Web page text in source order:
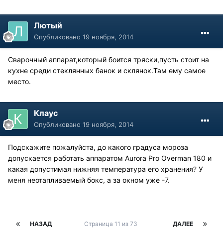
Лютый
Опубликовано 19 ноября, 2014
Сварочный аппарат,который боится тряски,пусть стоит на
кухне среди стеклянных банок и склянок.Там ему самое
место.
Клаус
Опубликовано 19 ноября, 2014
Подскажите пожалуйста, до какого градуса мороза
допускается работать аппаратом Aurora Pro Overman 180 и
какая допустимая нижняя температура его хранения? У
меня неотапливаемый бокс, а за окном уже -7.
НАЗАД ДАЛЕЕ
Страница 11 из 73